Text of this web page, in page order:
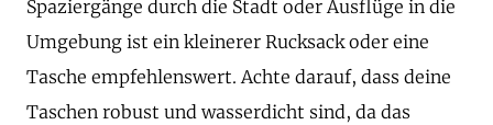
Spaziergänge durch die Stadt oder Ausflüge in die
Umgebung ist ein kleinerer Rucksack oder eine
Tasche empfehlenswert. Achte darauf, dass deine
Taschen robust und wasserdicht sind, da das